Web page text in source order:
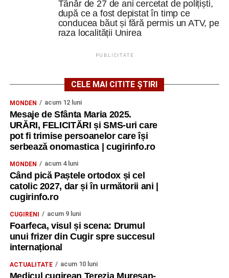
Tânăr de 27 de ani cercetat de polițiști,
după ce a fost depistat în timp ce
conducea băut și fără permis un ATV, pe
raza localității Unirea
PUBLICITATE
CELE MAI CITITE ȘTIRI
MONDEN acum 12 luni
Mesaje de Sfânta Maria 2025.
URĂRI, FELICITĂRI și SMS-uri care
pot fi trimise persoanelor care își
serbează onomastica | cugirinfo.ro
MONDEN acum 4 luni
Când pică Paștele ortodox și cel
catolic 2027, dar și în următorii ani |
cugirinfo.ro
CUGIRENI acum 9 luni
Foarfeca, visul și scena: Drumul
unui frizer din Cugir spre succesul
internațional
ACTUALITATE acum 10 luni
Medicul cugirean Terezia Mureșan-